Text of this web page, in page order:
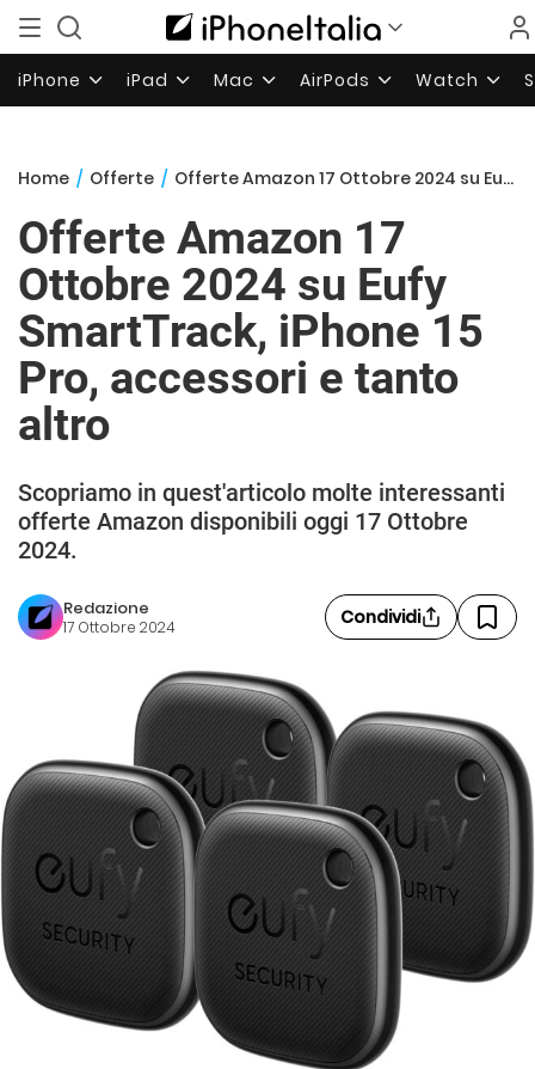
iPhone iPad Mac AirPods Watch
Home / Offerte / Offerte Amazon 17 Ottobre 2024 su Eufy SmartTrack, iPhone 15 Pro, accessori e tanto altro
Offerte Amazon 17
Ottobre 2024 su Eufy
SmartTrack, iPhone 15
Pro, accessori e tanto
altro
Scopriamo in quest'articolo molte interessanti
offerte Amazon disponibili oggi 17 Ottobre
2024.
Redazione
17 Ottobre 2024 Condividi